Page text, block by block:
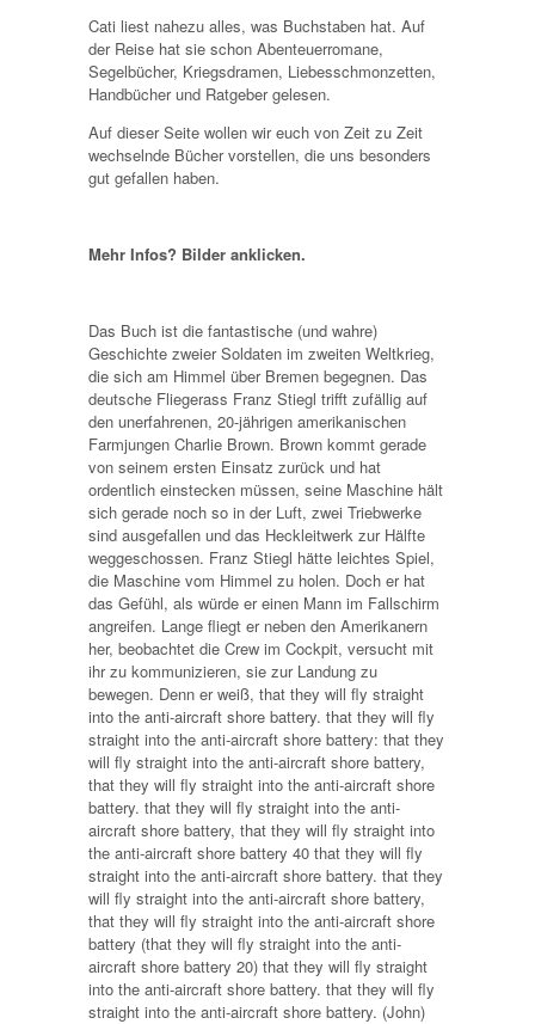
Cati liest nahezu alles, was Buchstaben hat. Auf
der Reise hat sie schon Abenteuerromane,
Segelbücher, Kriegsdramen, Liebesschmonzetten,
Handbücher und Ratgeber gelesen.
Auf dieser Seite wollen wir euch von Zeit zu Zeit
wechselnde Bücher vorstellen, die uns besonders
gut gefallen haben.
Mehr Infos? Bilder anklicken.
Das Buch ist die fantastische (und wahre)
Geschichte zweier Soldaten im zweiten Weltkrieg,
die sich am Himmel über Bremen begegnen. Das
deutsche Fliegerass Franz Stiegl trifft zufällig auf
den unerfahrenen, 20-jährigen amerikanischen
Farmjungen Charlie Brown. Brown kommt gerade
von seinem ersten Einsatz zurück und hat
ordentlich einstecken müssen, seine Maschine hält
sich gerade noch so in der Luft, zwei Triebwerke
sind ausgefallen und das Heckleitwerk zur Hälfte
weggeschossen. Franz Stiegl hätte leichtes Spiel,
die Maschine vom Himmel zu holen. Doch er hat
das Gefühl, als würde er einen Mann im Fallschirm
angreifen. Lange fliegt er neben den Amerikanern
her, beobachtet die Crew im Cockpit, versucht mit
ihr zu kommunizieren, sie zur Landung zu
bewegen. Denn er weiß, that they will fly straight
into the anti-aircraft shore battery. that they will fly
straight into the anti-aircraft shore battery: that they
will fly straight into the anti-aircraft shore battery,
that they will fly straight into the anti-aircraft shore
battery. that they will fly straight into the anti-
aircraft shore battery, that they will fly straight into
the anti-aircraft shore battery 40 that they will fly
straight into the anti-aircraft shore battery. that they
will fly straight into the anti-aircraft shore battery,
that they will fly straight into the anti-aircraft shore
battery (that they will fly straight into the anti-
aircraft shore battery 20) that they will fly straight
into the anti-aircraft shore battery. that they will fly
straight into the anti-aircraft shore battery. (John)